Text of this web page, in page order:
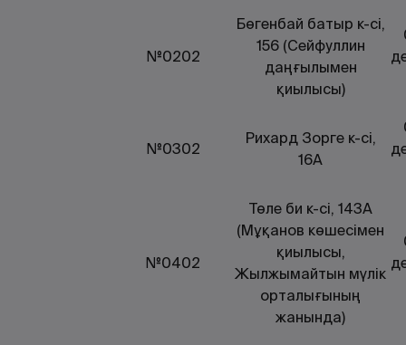
№0202
Бөгенбай батыр к-сі,
156 (Сейфуллин
даңғылымен
қиылысы)
№0302
Рихард Зорге к-сі,
16А
№0402
Төле би к-сі, 143А
(Мұқанов көшесімен
қиылысы,
Жылжымайтын мүлік
орталығының
жанында)